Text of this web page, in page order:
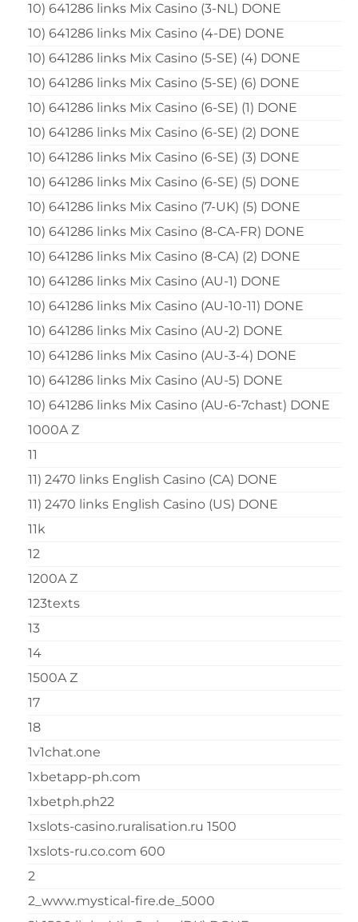
10) 641286 links Mix Casino (3-NL) DONE
10) 641286 links Mix Casino (4-DE) DONE
10) 641286 links Mix Casino (5-SE) (4) DONE
10) 641286 links Mix Casino (5-SE) (6) DONE
10) 641286 links Mix Casino (6-SE) (1) DONE
10) 641286 links Mix Casino (6-SE) (2) DONE
10) 641286 links Mix Casino (6-SE) (3) DONE
10) 641286 links Mix Casino (6-SE) (5) DONE
10) 641286 links Mix Casino (7-UK) (5) DONE
10) 641286 links Mix Casino (8-CA-FR) DONE
10) 641286 links Mix Casino (8-CA) (2) DONE
10) 641286 links Mix Casino (AU-1) DONE
10) 641286 links Mix Casino (AU-10-11) DONE
10) 641286 links Mix Casino (AU-2) DONE
10) 641286 links Mix Casino (AU-3-4) DONE
10) 641286 links Mix Casino (AU-5) DONE
10) 641286 links Mix Casino (AU-6-7chast) DONE
1000A Z
11
11) 2470 links English Casino (CA) DONE
11) 2470 links English Casino (US) DONE
11k
12
1200A Z
123texts
13
14
1500A Z
17
18
1v1chat.one
1xbetapp-ph.com
1xbetph.ph22
1xslots-casino.ruralisation.ru 1500
1xslots-ru.co.com 600
2
2_www.mystical-fire.de_5000